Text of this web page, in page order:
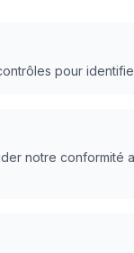
pour
notre conformité